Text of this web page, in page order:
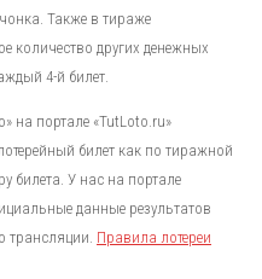
Также в тираже
количество других денежных
4-й билет.
на портале «TutLoto.ru»
билет как по тиражной
билета. У нас на портале
данные результатов
трансляции. Правила лотереи